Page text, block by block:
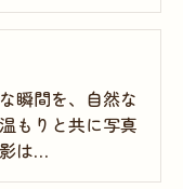
瞬間を、自然な
もりと共に写真
は…